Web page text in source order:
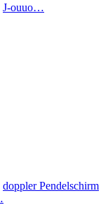
J-ouuo…
doppler Pendelschirm